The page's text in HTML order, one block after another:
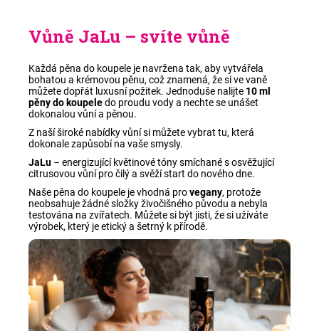
Vůně JaLu – svíte vůně
Každá pěna do koupele je navržena tak, aby vytvářela
bohatou a krémovou pěnu, což znamená, že si ve vaně
můžete dopřát luxusní požitek. Jednoduše nalijte 10 ml
pěny do koupeledo proudu vody a nechte se unášet
dokonalou vůní a pěnou.
Z naší široké nabídky vůní si můžete vybrat tu, která
dokonale zapůsobí na vaše smysly.
JaLu – energizující květinové tóny smíchané s osvěžující
citrusovou vůní pro čilý a svěží start do nového dne.
Naše pěna do koupele je vhodná provegany, protože
neobsahuje žádné složky živočišného původu a nebyla
testována na zvířatech. Můžete si být jisti, že si užíváte
výrobek, který je etický a šetrný k přírodě.